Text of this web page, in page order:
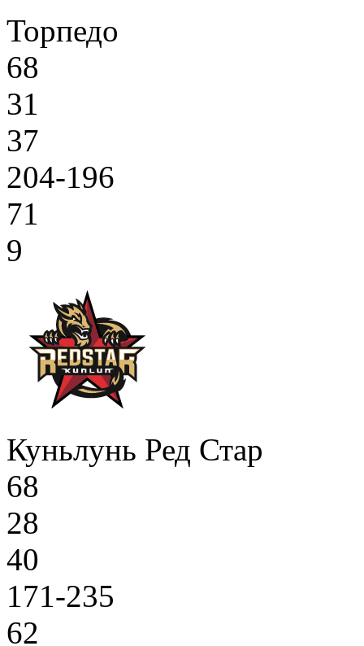
Торпедо
68
31
37
204-196
71
9
Куньлунь Ред Стар
68
28
40
171-235
62